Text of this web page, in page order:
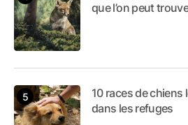
que l’on peut
10 races de
dans les refuges